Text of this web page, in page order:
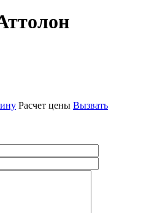
Расчет цены Вызвать